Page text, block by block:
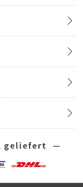
geliefert —